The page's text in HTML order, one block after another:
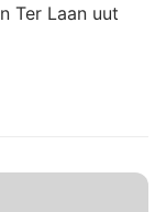
Ter Laan uut